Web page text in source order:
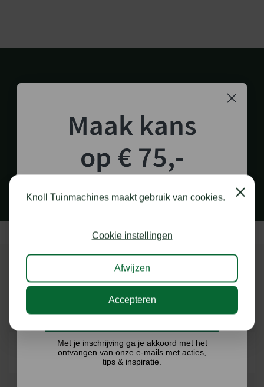
1.000 M2 SHOWROOM
in Staphorst
Knoll Tuinmachines maakt gebruik van cookies. Close
Cookie instellingen
Afwijzen
Accepteren
Maak kans
op € 75,-
shoptegoed!
kans op €75,- te besteden op onze webshop.
Ik doe graag mee!
Met je inschrijving ga je akkoord met het
ontvangen van onze e-mails met acties,
tips & inspiratie.